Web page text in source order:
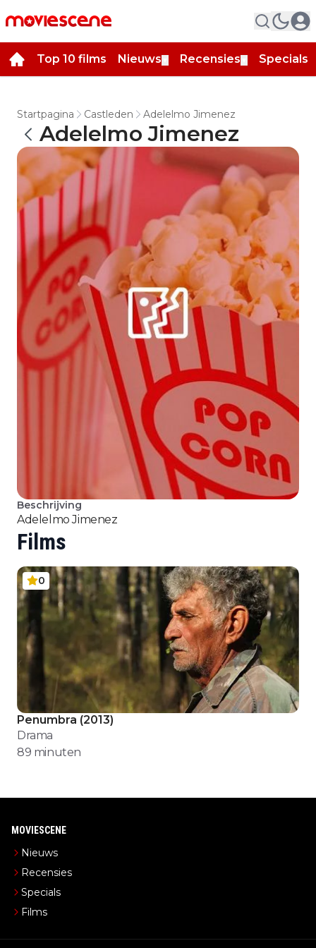
Top 10 films Nieuws Recensies Specials
Startpagina Castleden Adelelmo Jimenez
Adelelmo Jimenez
Beschrijving
Adelelmo Jimenez
Films
0
Penumbra (2013)
Drama
89 minuten
MOVIESCENE
Nieuws
Recensies
Specials
Films